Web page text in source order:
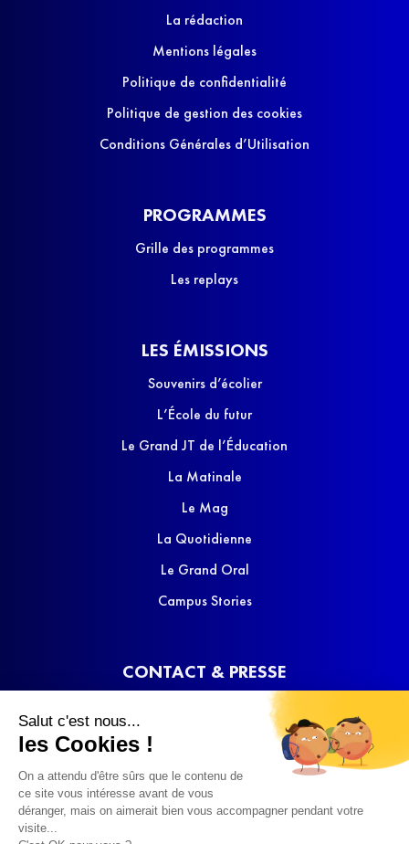
Salut c'est nous...
les Cookies !
On a attendu d'être sûrs que le contenu de
ce site vous intéresse avant de vous
déranger, mais on aimerait bien vous accompagner pendant votre
visite...
La rédaction
Mentions légales
Politique de confidentialité
Politique de gestion des cookies
Conditions Générales d’Utilisation
PROGRAMMES
Grille des programmes
Les replays
LES ÉMISSIONS
Souvenirs d’écolier
L’École du futur
Le Grand JT de l’Éducation
La Matinale
Le Mag
La Quotidienne
Le Grand Oral
Campus Stories
CONTACT & PRESSE